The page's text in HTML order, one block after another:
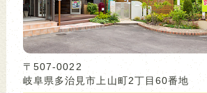
〒507-0022
岐阜県多治見市上山町2丁目60番地